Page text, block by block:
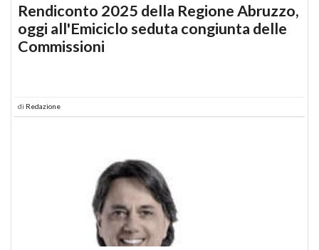
Rendiconto 2025 della Regione Abruzzo,
oggi all'Emiciclo seduta congiunta delle
Commissioni
di Redazione